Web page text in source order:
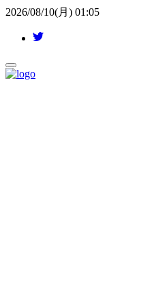
2026/08/10(月) 01:05